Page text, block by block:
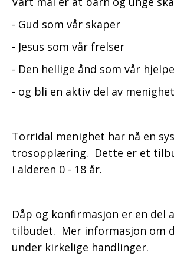
- Gud som vår skaper
- Jesus som vår frelser
- Den hellige ånd som vår
- og bli en aktiv del av
Torridal menighet har nå en
trosopplæring. Dette er et
i alderen 0 - 18 år.
Dåp og konfirmasjon er en del
tilbudet. Mer informasjon om
under kirkelige handlinger.